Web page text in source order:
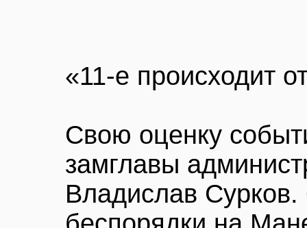
«11-е происходит
Свою оценку
замглавы
Владислав Сурков.